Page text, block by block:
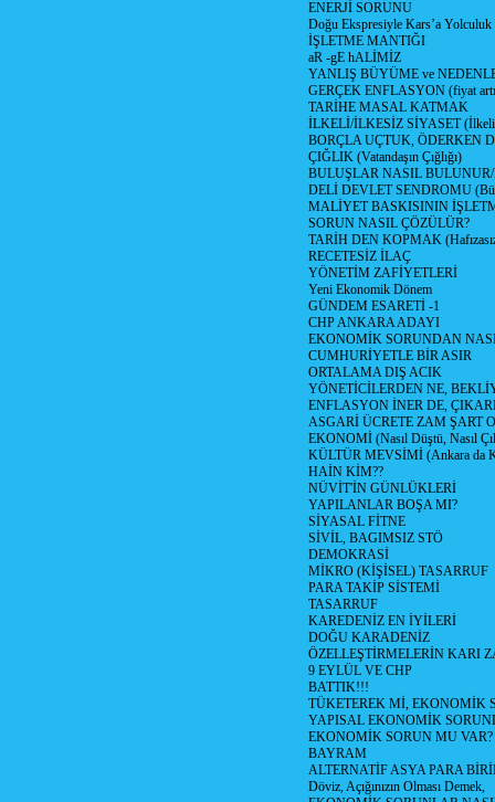
ENERJİ SORUNU
Doğu Ekspresiyle Kars’a Yolculuk
İŞLETME MANTIĞI
aR -gE hALİMİZ
YANLIŞ BÜYÜME ve
GERÇEK ENFLASYON (fiyat
TARİHE MASAL KATMAK
İLKELİ/İLKESİZ SİYASET
BORÇLA UÇTUK, ÖDERKEN
ÇIĞLIK (Vatandaşın Çığlığı)
BULUŞLAR NASIL
DELİ DEVLET SENDROMU
MALİYET BASKISININ
SORUN NASIL ÇÖZÜLÜR?
TARİH DEN KOPMAK
RECETESİZ İLAÇ
YÖNETİM ZAFİYETLERİ
Yeni Ekonomik Dönem
GÜNDEM ESARETİ -1
CHP ANKARA ADAYI
EKONOMİK SORUNDAN
CUMHURİYETLE BİR ASIR
ORTALAMA DIŞ ACIK
YÖNETİCİLERDEN NE,
ENFLASYON İNER DE,
ASGARİ ÜCRETE ZAM ŞART
EKONOMİ (Nasıl Düştü, Nasıl
KÜLTÜR MEVSİMİ (Ankara da
HAİN KİM??
NÜVİT'İN GÜNLÜKLERİ
YAPILANLAR BOŞA MI?
SİYASAL FİTNE
SİVİL, BAGIMSIZ STÖ
DEMOKRASİ
MİKRO (KİŞİSEL) TASARRUF
PARA TAKİP SİSTEMİ
TASARRUF
KAREDENİZ EN İYİLERİ
DOĞU KARADENİZ
ÖZELLEŞTİRMELERİN KARI
9 EYLÜL VE CHP
BATTIK!!!
TÜKETEREK Mİ, EKONOMİK
YAPISAL EKONOMİK
EKONOMİK SORUN MU VAR?
BAYRAM
ALTERNATİF ASYA PARA
Döviz, Açığınızın Olması Demek,